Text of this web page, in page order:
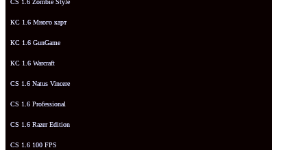
CS 1.6 Zombie Style
КС 1.6 Много карт
КС 1.6 GunGame
КС 1.6 Warcraft
CS 1.6 Natus Vincere
CS 1.6 Professional
CS 1.6 Razer Edition
CS 1.6 100 FPS